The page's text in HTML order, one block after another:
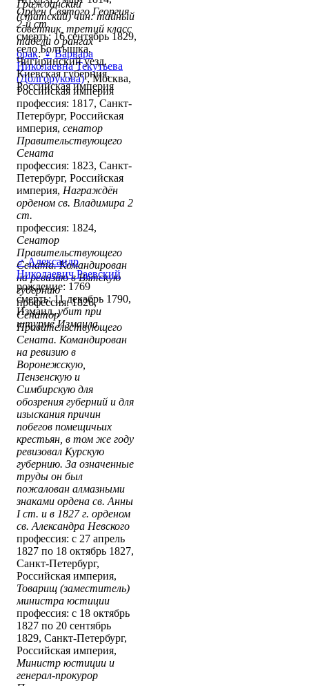
Гражданский
(статский) чин: тайный
советник, третий класс
табели о рангах
брак:♀ Варвара
Николаевна Текутьева
(Долгорукова), Москва,
Российская империя
профессия: 1817, Санкт-
Петербург, Российская
империя, сенатор
Правительствующего
Сената
профессия: 1823, Санкт-
Петербург, Российская
империя, Награждён
орденом св. Владимира 2
ст.
профессия: 1824,
Сенатор
Правительствующего
Сената. Командирован
на ревизию в Вятскую
губернию
профессия: 1826,
Сенатор
Правительствующего
Сената. Командирован
на ревизию в
Воронежскую,
Пензенскую и
Симбирскую для
обозрения губерний и для
изыскания причин
побегов помещичьих
крестьян, в том же году
ревизовал Курскую
губернию. За означенные
труды он был
пожалован алмазными
знаками ордена св. Анны
І ст. и в 1827 г. орденом
св. Александра Невского
профессия: с 27 апрель
1827 по 18 октябрь 1827,
Санкт-Петербург,
Российская империя,
Товарищ (заместитель)
министра юстиции
профессия: с 18 октябрь
1827 по 20 сентябрь
1829, Санкт-Петербург,
Российская империя,
Министр юстиции и
генерал-прокурор
Орден Святого Георгия
2-й ст.
смерть: 16 сентябрь 1829,
село Болтышка,
Чигиринский уезд,
Киевская губерния,
Российская империя
♂ Александр
Николаевич Раевский
рождение: 1769
смерть: 11 декабрь 1790,
Измаил,убит при
штурме Измаила